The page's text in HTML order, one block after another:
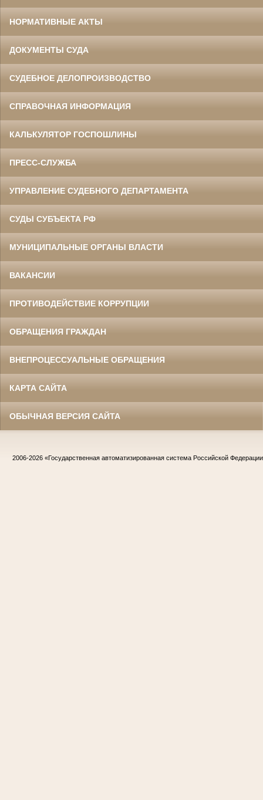
НОРМАТИВНЫЕ АКТЫ
ДОКУМЕНТЫ СУДА
СУДЕБНОЕ ДЕЛОПРОИЗВОДСТВО
СПРАВОЧНАЯ ИНФОРМАЦИЯ
КАЛЬКУЛЯТОР ГОСПОШЛИНЫ
ПРЕСС-СЛУЖБА
УПРАВЛЕНИЕ СУДЕБНОГО ДЕПАРТАМЕНТА
СУДЫ СУБЪЕКТА РФ
МУНИЦИПАЛЬНЫЕ ОРГАНЫ ВЛАСТИ
ВАКАНСИИ
ПРОТИВОДЕЙСТВИЕ КОРРУПЦИИ
ОБРАЩЕНИЯ ГРАЖДАН
ВНЕПРОЦЕССУАЛЬНЫЕ ОБРАЩЕНИЯ
КАРТА САЙТА
ОБЫЧНАЯ ВЕРСИЯ САЙТА
2006-2026 «Государственная автоматизированная система Российской